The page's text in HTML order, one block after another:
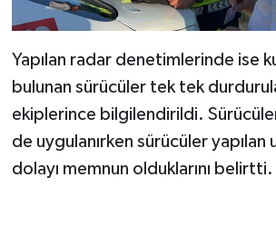
Yapılan radar denetimlerinde ise
bulunan sürücüler tek tek
ekiplerince bilgilendirildi.
de uygulanırken sürücüler yapılan
dolayı memnun olduklarını belirtti.